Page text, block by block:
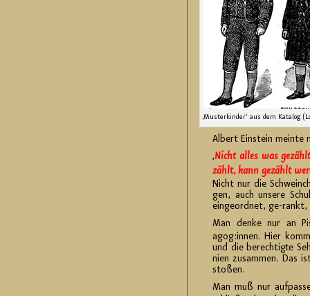
‚Mus­ter­kin­der‘ aus dem Ka­ta­log
Al­bert Ein­stein mein­te
‚Nicht alles was
zählt, kann ge­zählt
Nicht nur die
gen, auch un­se­re
ein­ge­ord­net, ge-
Man denke nur an
agog:innen. Hier
und die be­rech­tig­te
ni­en zu­sam­men. Das
sto­ßen.
Man muß nur